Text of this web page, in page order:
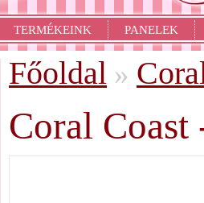
TERMÉKEINK PANELEK
Főoldal »
Coral